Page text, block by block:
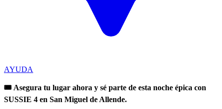
AYUDA
🎟️ Asegura tu lugar ahora y sé parte de esta noche épica con
SUSSIE 4 en San Miguel de Allende.